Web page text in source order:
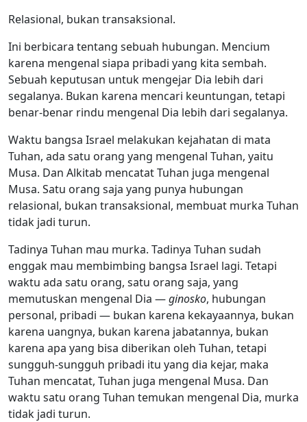
Relasional, bukan transaksional.
Ini berbicara tentang sebuah hubungan. Mencium
karena mengenal siapa pribadi yang kita sembah.
Sebuah keputusan untuk mengejar Dia lebih dari
segalanya. Bukan karena mencari keuntungan, tetapi
benar-benar rindu mengenal Dia lebih dari segalanya.
Waktu bangsa Israel melakukan kejahatan di mata
Tuhan, ada satu orang yang mengenal Tuhan, yaitu
Musa. Dan Alkitab mencatat Tuhan juga mengenal
Musa. Satu orang saja yang punya hubungan
relasional, bukan transaksional, membuat murka Tuhan
tidak jadi turun.
Tadinya Tuhan mau murka. Tadinya Tuhan sudah
enggak mau membimbing bangsa Israel lagi. Tetapi
waktu ada satu orang, satu orang saja, yang
memutuskan mengenal Dia —ginosko, hubungan
personal, pribadi — bukan karena kekayaannya, bukan
karena uangnya, bukan karena jabatannya, bukan
karena apa yang bisa diberikan oleh Tuhan, tetapi
sungguh-sungguh pribadi itu yang dia kejar, maka
Tuhan mencatat, Tuhan juga mengenal Musa. Dan
waktu satu orang Tuhan temukan mengenal Dia, murka
tidak jadi turun.